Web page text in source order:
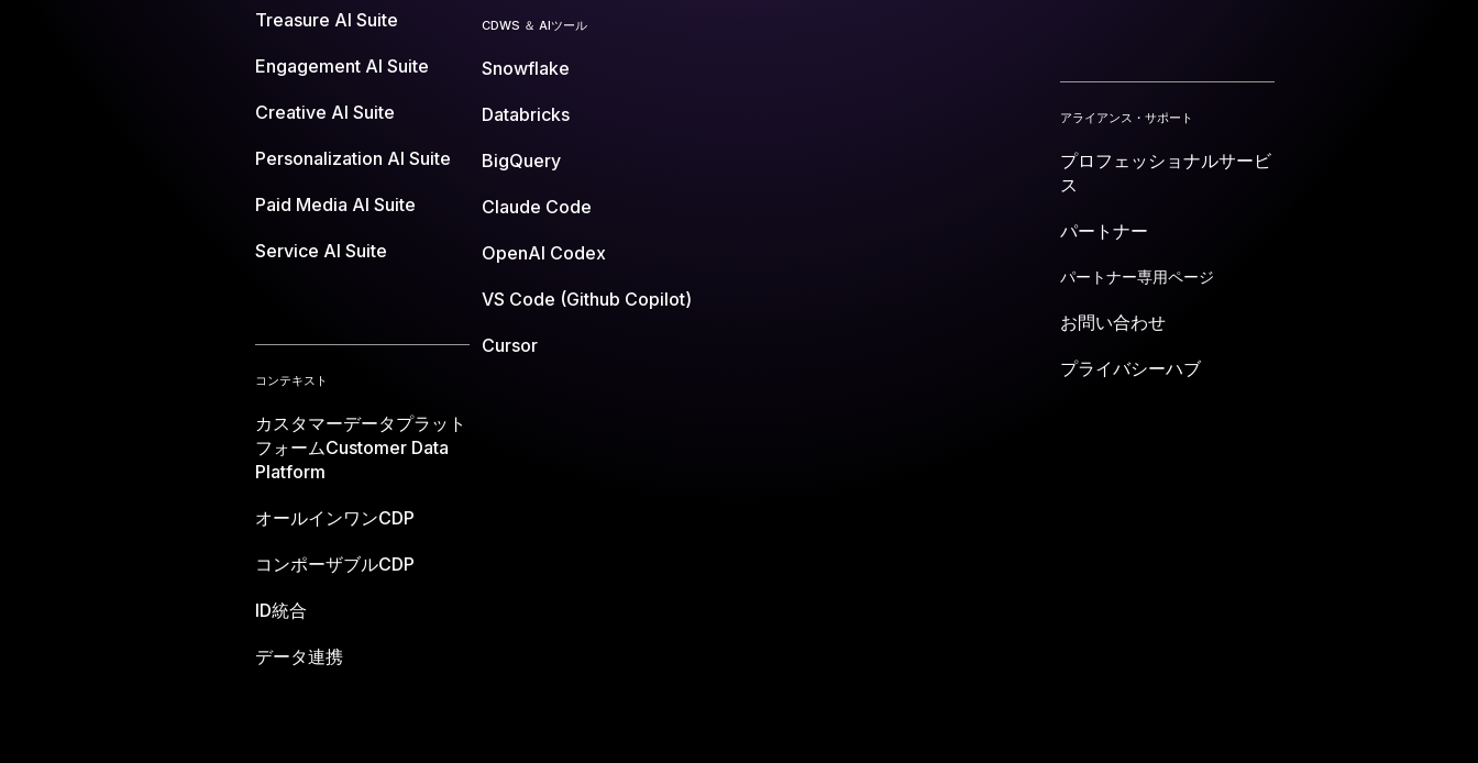
Treasure AI Suite
Engagement AI Suite
Creative AI Suite
Personalization AI Suite
Paid Media AI Suite
Service AI Suite
コンテキスト
カスタマーデータプラット
フォームCustomer Data
Platform
オールインワンCDP
コンポーザブルCDP
ID統合
データ連携
CDWS ＆ AIツール
Snowflake
Databricks
BigQuery
Claude Code
OpenAI Codex
VS Code (Github Copilot)
Cursor
アライアンス・サポート
プロフェッショナルサービ
ス
パートナー
パートナー専用ページ
お問い合わせ
プライバシーハブ